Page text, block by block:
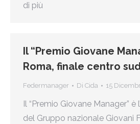
di più
Il “Premio Giovane
Roma, finale centro
Federmanager Di Cida 15
Il “Premio Giovane Manager” è
del Gruppo nazionale Giovani